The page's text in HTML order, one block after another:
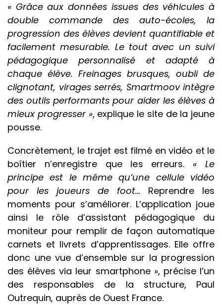
« Grâce aux données issues des véhicules à
double commande des auto-écoles, la
progression des élèves devient quantifiable et
facilement mesurable. Le tout avec un suivi
pédagogique personnalisé et adapté à
chaque élève. Freinages brusques, oubli de
clignotant, virages serrés, Smartmoov intègre
des outils performants pour aider les élèves à
mieux progresser », explique le site de la jeune
pousse.
Concrètement, le trajet est filmé en vidéo et le
boîtier n’enregistre que les erreurs. « Le
principe est le même qu’une cellule vidéo
pour les joueurs de foot… Reprendre les
moments pour s’améliorer. L’application joue
ainsi le rôle d’assistant pédagogique du
moniteur pour remplir de façon automatique
carnets et livrets d’apprentissages. Elle offre
donc une vue d’ensemble sur la progression
des élèves via leur smartphone », précise l’un
des responsables de la structure, Paul
Outrequin, auprès de Ouest France.